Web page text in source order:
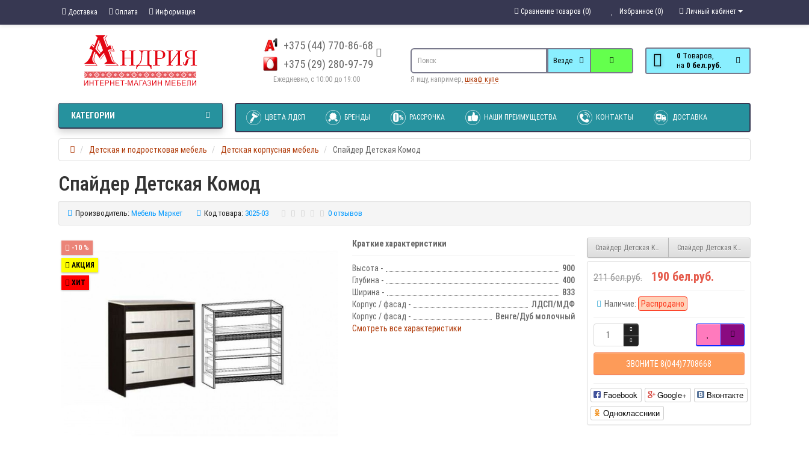
Доставка Оплата Информация Личный кабинет
Избранное (0)
Сравнение товаров (0)
+375 (44) 770-86-68
+375 (29) 280-97-79
Ежедневно, с 10:00 до 19:00
0 Tоваров,
на
0 бел.руб.
Везде
Я ищу, например, шкаф купе
ЦВЕТА ЛДСП БРЕНДЫ РАССРОЧКА НАШИ ПРЕИМУЩЕСТВА КОНТАКТЫ ДОСТАВКА
КАТЕГОРИИ
Детская и подростковая мебель Детская корпусная мебель Спайдер Детская Комод
Спайдер Детская Комод
Производитель: Мебель Маркет Код товара: 3025-03 0 отзывов
-10 %
АКЦИЯ
ХИТ
Краткие характеристики
Высота -
900
Глубина -
400
Ширина -
833
Корпус / фасад -
ЛДСП/МДФ
Корпус / фасад -
Венге/Дуб молочный
Смотреть все характеристики
Спайдер Детская Комод малыйСпайдер Детская Кровать с ящиками
211 бел.руб. 190 бел.руб.
Наличие: Распродано
ЗВОНИТЕ 8(044)7708668
Facebook Google+
Вконтакте
Одноклассники